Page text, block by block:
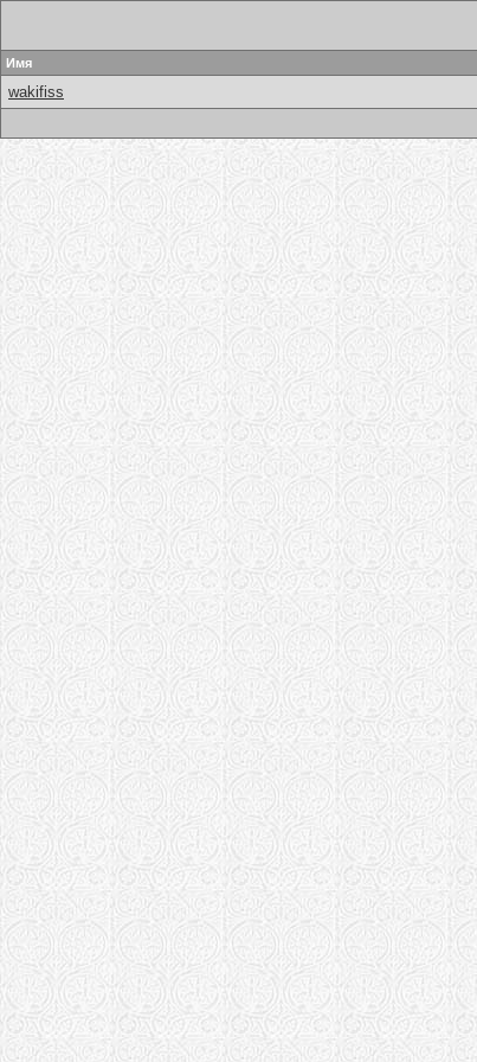
Имя
wakifiss